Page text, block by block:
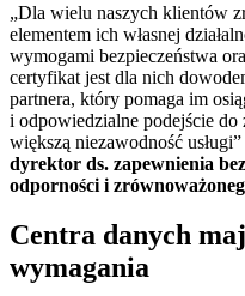
„Dla wielu naszych klientów
elementem ich własnej
wymogami bezpieczeństwa
certyfikat jest dla nich
partnera, który pomaga im
i odpowiedzialne podejście
większą niezawodność
dyrektor ds. zapewnienia
odporności i
Centra danych
wymagania